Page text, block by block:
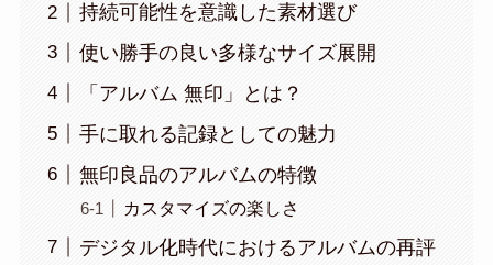
持続可能性を意識した素材選び
使い勝手の良い多様なサイズ展開
「アルバム 無印」とは？
手に取れる記録としての魅力
無印良品のアルバムの特徴
カスタマイズの楽しさ
デジタル化時代におけるアルバムの再評